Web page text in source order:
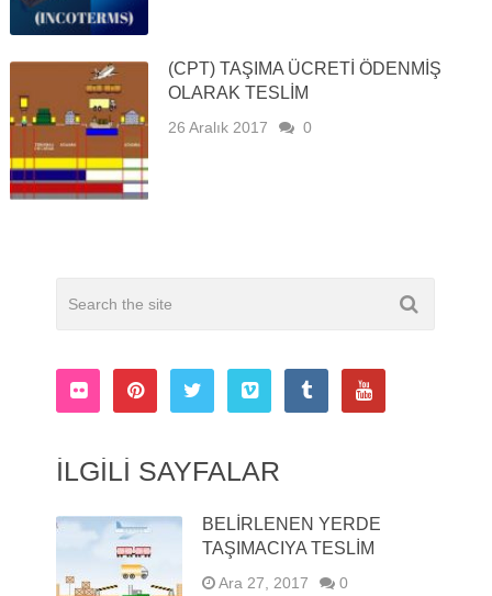
(CPT) TAŞIMA ÜCRETİ ÖDENMİŞ
OLARAK TESLİM
26 Aralık 2017 0
İLGILI SAYFALAR
BELİRLENEN YERDE
TAŞIMACIYA TESLİM
Ara 27, 2017 0